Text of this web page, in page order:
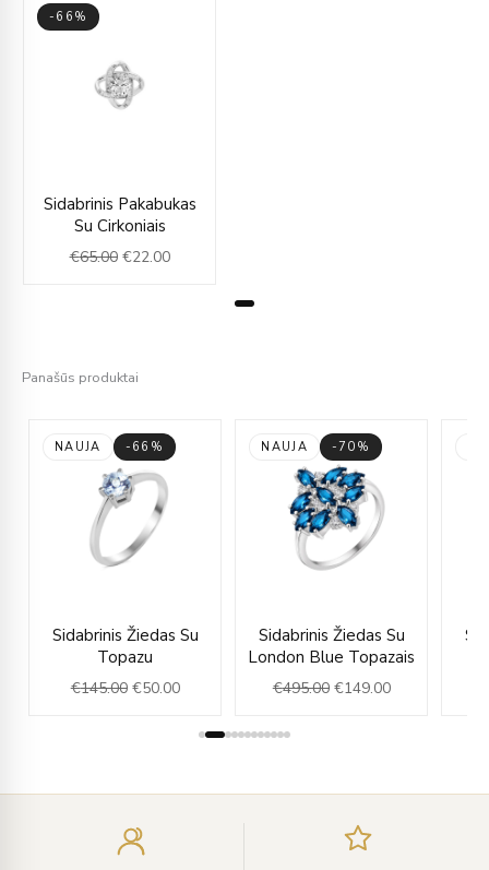
-66%
Sidabrinis Pakabukas
Su Cirkoniais
€65.00
price
was:
€65.00.
€22.00
price
€22.00.
Panašūs produktai
NAUJA -66%
Sidabrinis Žiedas Su
Topazu
€145.00
Original
price
was:
€145.00.
€50.00
price
€50.00.
NAUJA -70%
Sidabrinis Žiedas Su
London Blue Topazais
€495.00
Original
price
was:
€495.00.
€149.00
price
is:
€149.00.